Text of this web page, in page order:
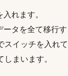
れます。
ータを全て移行す
スイッチを入れて
まいます。